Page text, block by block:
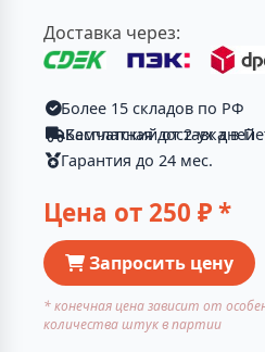
Доставка через:
Более 15 складов по РФ
Бесплатная доставка в Петропавловск-Камчатский от 2-ух дней
Гарантия до 24 мес.
Цена от 250 ₽ *
Запросить цену
* конечная цена зависит от
количества штук в партии